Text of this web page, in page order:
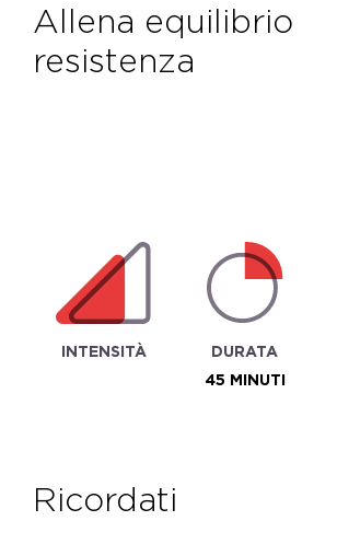
allena equilibrio
resistenza
INTENSITÀ
DURATA
45 MINUTI
ricordati